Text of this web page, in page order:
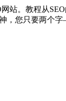
站。教程从
，您只要两个